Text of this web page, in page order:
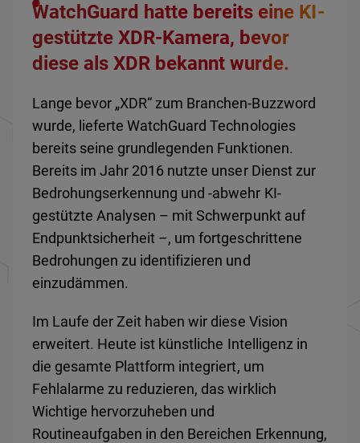
WatchGuard hatte bereits eine KI-
gestützte XDR-Kamera, bevor
diese als XDR bekannt wurde.
Lange bevor „XDR“ zum Branchen-Buzzword
wurde, lieferte WatchGuard Technologies
bereits seine grundlegenden Funktionen.
Bereits im Jahr 2016 nutzte unser Dienst zur
Bedrohungserkennung und -abwehr KI-
gestützte Analysen – mit Schwerpunkt auf
Endpunktsicherheit –, um fortgeschrittene
Bedrohungen zu identifizieren und
einzudämmen.
Im Laufe der Zeit haben wir diese Vision
erweitert. Heute ist künstliche Intelligenz in
die gesamte Plattform integriert, um
Fehlalarme zu reduzieren, das wirklich
Wichtige hervorzuheben und
Routineaufgaben in den Bereichen Erkennung,